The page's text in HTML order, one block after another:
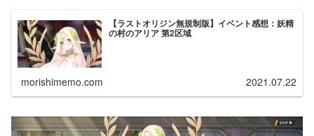
【ラストオリジン無規制版】イベント感想：妖精
の村のアリア 第2区域
morishimemo.com 2021.07.22